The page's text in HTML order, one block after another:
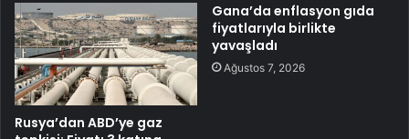
Rusya’dan ABD’ye gaz
Gana’da enflasyon gıda
fiyatlarıyla birlikte
yavaşladı
Ağustos 7, 2026